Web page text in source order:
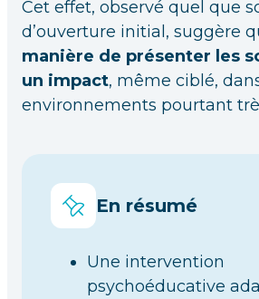
Cet effet, observé quel que
d’ouverture initial, suggère
manière de présenter les
un impact, même ciblé,
environnements pourtant
En résumé
Une intervention
psychoéducative